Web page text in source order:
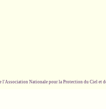
la Protection du Ciel et de